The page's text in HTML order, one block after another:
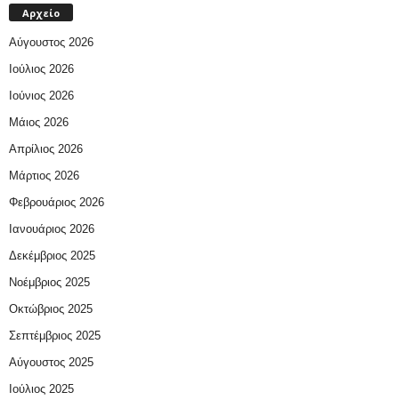
Αρχείο
Αύγουστος 2026
Ιούλιος 2026
Ιούνιος 2026
Μάιος 2026
Απρίλιος 2026
Μάρτιος 2026
Φεβρουάριος 2026
Ιανουάριος 2026
Δεκέμβριος 2025
Νοέμβριος 2025
Οκτώβριος 2025
Σεπτέμβριος 2025
Αύγουστος 2025
Ιούλιος 2025